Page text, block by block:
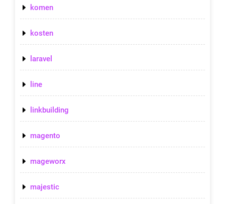
komen
kosten
laravel
line
linkbuilding
magento
mageworx
majestic